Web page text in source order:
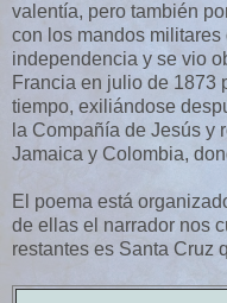
valentía, pero también
con los mandos
independencia y se vio
Francia en julio de 1873
tiempo, exiliándose
la Compañía de Jesús y
Jamaica y Colombia,
El poema está
de ellas el narrador nos
restantes es Santa Cruz